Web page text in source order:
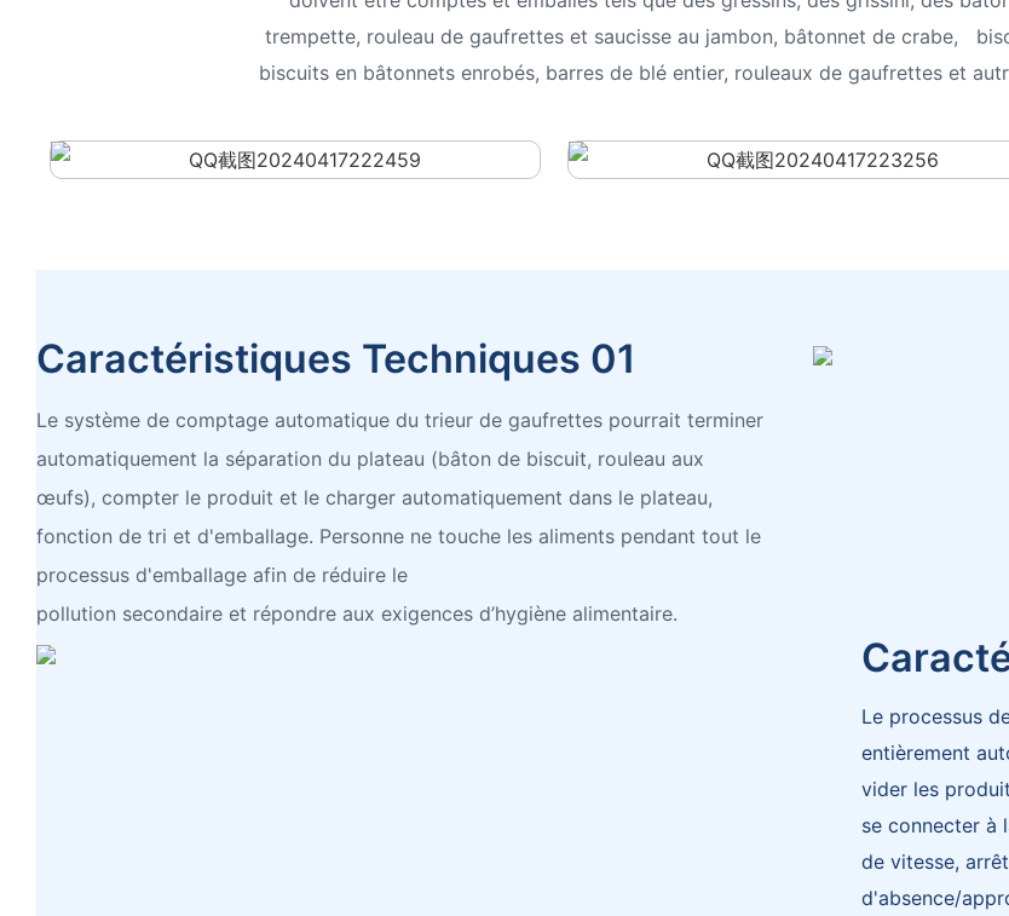
trempette, rouleau de gaufrettes et saucisse au jambon, bâtonnet de crabe,
biscuits en bâtonnets enrobés, barres de blé entier, rouleaux de gaufrettes et
Caractéristiques Techniques 01
Le système de comptage automatique du trieur de gaufrettes pourrait terminer
automatiquement la séparation du plateau (bâton de biscuit, rouleau aux
œufs), compter le produit et le charger automatiquement dans le plateau,
fonction de tri et d'emballage. Personne ne touche les aliments pendant tout le
processus d'emballage afin de réduire le
pollution secondaire et répondre aux exigences d’hygiène alimentaire.
Le processus
entièrement
vider les
se connecter à
de vitesse,
d'absence/